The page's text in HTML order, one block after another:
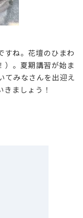
すね。花壇のひまわ
）。夏期講習が始ま
てみなさんを出迎え
ましょう！